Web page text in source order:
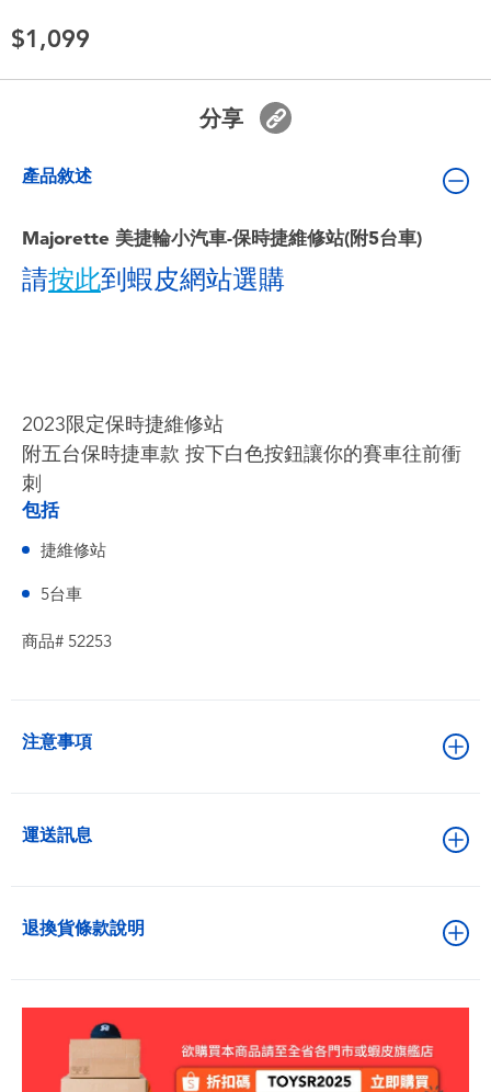
電池
任天堂 Switch
生活雜貨
$1,099
分享
產品敘述
Majorette 美捷輪小汽車-保時捷維修站(附5台車)
請按此到蝦皮網站選購
2023限定保時捷維修站
附五台保時捷車款 按下白色按鈕讓你的賽車往前衝
刺
包括
捷維修站
5台車
商品# 52253
注意事項
運送訊息
退換貨條款說明